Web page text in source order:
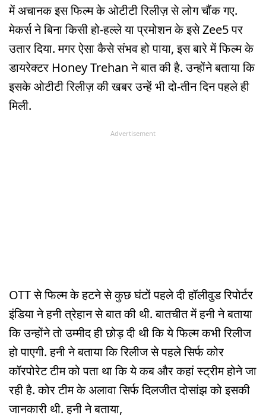
में अचानक इस फिल्म के ओटीटी रिलीज़ से लोग चौंक गए.
मेकर्स ने बिना किसी हो-हल्ले या प्रमोशन के इसे Zee5 पर
उतार दिया. मगर ऐसा कैसे संभव हो पाया, इस बारे में फिल्म के
डायरेक्टर Honey Trehan ने बात की है. उन्होंने बताया कि
इसके ओटीटी रिलीज़ की खबर उन्हें भी दो-तीन दिन पहले ही
मिली.
Advertisement
OTT से फिल्म के हटने से कुछ घंटों पहले दी हॉलीवुड रिपोर्टर
इंडिया ने हनी त्रेहान से बात की थी. बातचीत में हनी ने बताया
कि उन्होंने तो उम्मीद ही छोड़ दी थी कि ये फिल्म कभी रिलीज
हो पाएगी. हनी ने बताया कि रिलीज से पहले सिर्फ कोर
कॉरपोरेट टीम को पता था कि ये कब और कहां स्ट्रीम होने जा
रही है. कोर टीम के अलावा सिर्फ दिलजीत दोसांझ को इसकी
जानकारी थी. हनी ने बताया,